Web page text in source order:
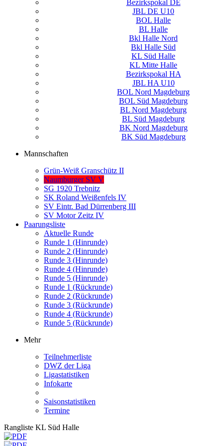
Bezirkspokal DE
JBL DE U10
BOL Halle
BL Halle
Bkl Halle Nord
Bkl Halle Süd
KL Süd Halle
KL Mitte Halle
Bezirkspokal HA
JBL HA U10
BOL Nord Magdeburg
BOL Süd Magdeburg
BL Nord Magdeburg
BL Süd Magdeburg
BK Nord Magdeburg
BK Süd Magdeburg
Mannschaften
Grün-Weiß Granschütz II
Naumburger SV V
SG 1920 Trebnitz
SK Roland Weißenfels IV
SV Eintr. Bad Dürrenberg III
SV Motor Zeitz IV
Paarungsliste
Aktuelle Runde
Runde 1 (Hinrunde)
Runde 2 (Hinrunde)
Runde 3 (Hinrunde)
Runde 4 (Hinrunde)
Runde 5 (Hinrunde)
Runde 1 (Rückrunde)
Runde 2 (Rückrunde)
Runde 3 (Rückrunde)
Runde 4 (Rückrunde)
Runde 5 (Rückrunde)
Mehr
Teilnehmerliste
DWZ der Liga
Ligastatistiken
Infokarte
Saisonstatistiken
Termine
Rangliste KL Süd Halle